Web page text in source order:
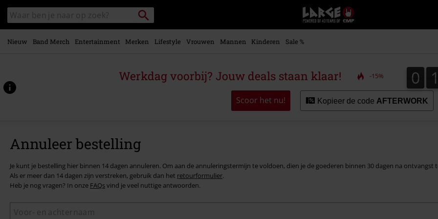
naar
hoofdinhoud
Zoek
in
catalogus
Packstation
zoeken
Large
–
Muziek-,
+
kleding
Nieuw Band Merch Entertainment Merken Lifestyle Vrouwen Mannen Kinderen Sale %
Werkdag voorbij? Jouw deals staan klaar! -15% 0
0 1
1
Scoor het nu! Kopieer de code AFTERWORK
Annuleer bestelling
Je kunt je bestelling hier binnen 14 dagen annuleren. Om aan de annuleringstermijn te voldoen, dien je de goederen binnen 30 dagen na ontvangst
Als er meer dan 14 dagen zijn verstreken, gebruik dan het retourformulier.
Heb je nog vragen? In onze FAQsvind je veel nuttige antwoorden.
Annuleer